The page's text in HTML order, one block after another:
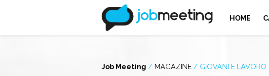
HOME
Job Meeting / MAGAZINE / GIOVANI E LAVORO